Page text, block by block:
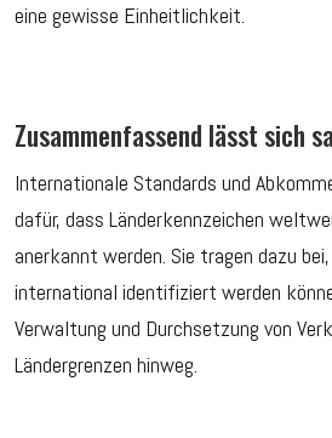
eine gewisse Einheitlichkeit.
Zusammenfassend lässt sich
Internationale Standards und
dafür, dass Länderkennzeichen
anerkannt werden. Sie tragen dazu
international identifiziert werden
Verwaltung und Durchsetzung von
Ländergrenzen hinweg.